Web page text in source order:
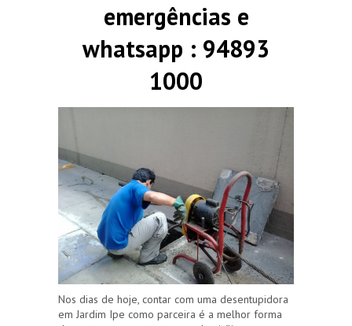
emergências e
whatsapp : 94893
1000
Nos dias de hoje, contar com uma desentupidora
em Jardim Ipe como parceira é a melhor forma